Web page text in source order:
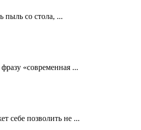
пыль со стола, ...
«современная ...
себе позволить не ...